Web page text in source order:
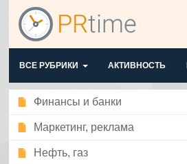
ВСЕ РУБРИКИ АКТИВНОСТЬ
Финансы и банки
Маркетинг, реклама
Нефть, газ